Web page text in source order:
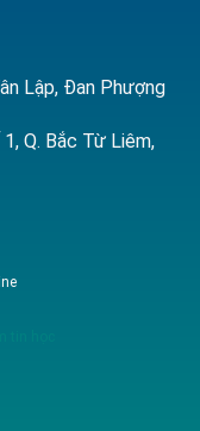
Lập, Đan Phượng
Q. Bắc Từ Liêm,